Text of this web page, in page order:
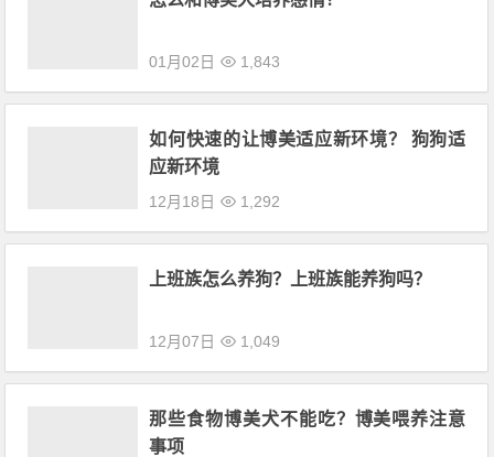
01月02日 1,843
如何快速的让博美适应新环境？ 狗狗适
应新环境
12月18日 1,292
上班族怎么养狗？上班族能养狗吗？
12月07日 1,049
那些食物博美犬不能吃？博美喂养注意
事项